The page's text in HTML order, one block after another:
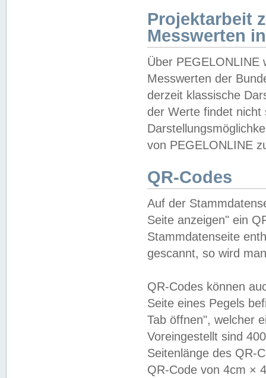
Projektarbeit
Messwerten
Über PEGELONLINE
Messwerten der
derzeit klassische
der Werte findet
von PEGELONLINE
QR-Codes
Auf der
Seite anzeigen" ein
Stammdatenseite
gescannt, so wird
QR-Codes können
Seite eines Pegels
Tab öffnen", welcher
Voreingestellt sind
Seitenlänge des QR-
QR-Code von 4cm ×